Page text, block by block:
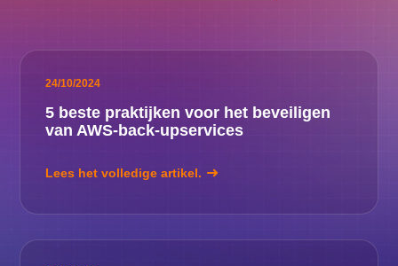
24/10/2024
5 beste praktijken voor het beveiligen
van AWS-back-upservices
Lees het volledige artikel.